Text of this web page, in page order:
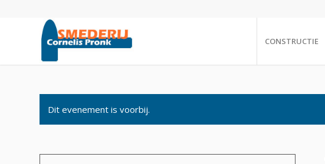
CONSTRUCTIE
Dit evenement is voorbij.